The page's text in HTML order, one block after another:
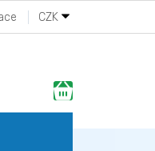
CZK
Nákupní
košík